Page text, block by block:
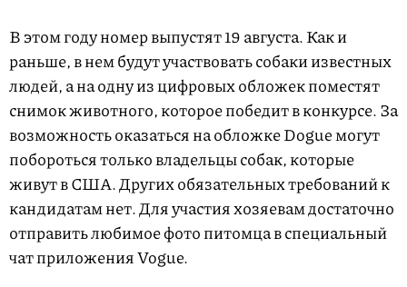
В этом году номер выпустят 19 августа. Как и
раньше, в нем будут участвовать собаки известных
людей, а на одну из цифровых обложек поместят
снимок животного, которое победит в конкурсе. За
возможность оказаться на обложке Dogue могут
побороться только владельцы собак, которые
живут в США. Других обязательных требований к
кандидатам нет. Для участия хозяевам достаточно
отправить любимое фото питомца в специальный
чат приложения Vogue.